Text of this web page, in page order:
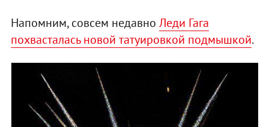
Напомним, совсем недавно Леди Гага
похвасталась новой татуировкой подмышкой.